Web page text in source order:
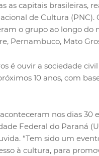
as capitais brasileiras,
de Cultura
o grupo ao longo do
Pernambuco, Mato
é ouvir a sociedade
10 anos, com
nos dias 30
Federal do Paraná
“Tem sido um
à cultura, para